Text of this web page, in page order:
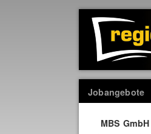
Jobangebote
MBS GmbH